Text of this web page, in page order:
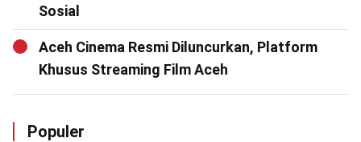
Sosial
Aceh Cinema Resmi Diluncurkan, Platform
Khusus Streaming Film Aceh
Populer